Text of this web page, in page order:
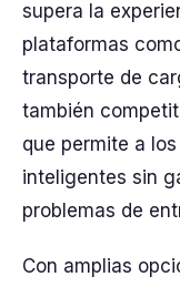
supera la
plataformas
transporte de
también
que permite a
inteligentes sin
problemas de
Con amplias